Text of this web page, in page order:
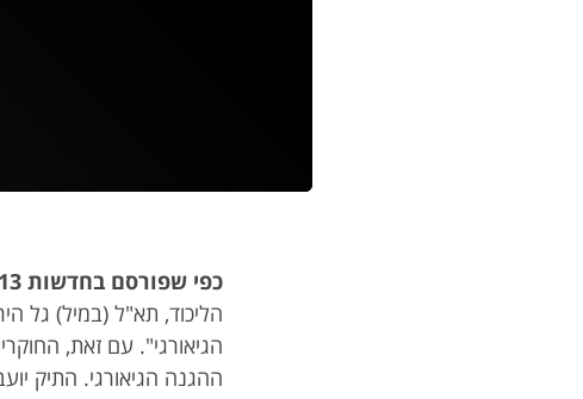
כפי שפורסם בחדשות 13:
הליכוד, תא"ל (במיל) גל
הגיאורגי". עם זאת,
ההגנה הגיאורגי. התיק